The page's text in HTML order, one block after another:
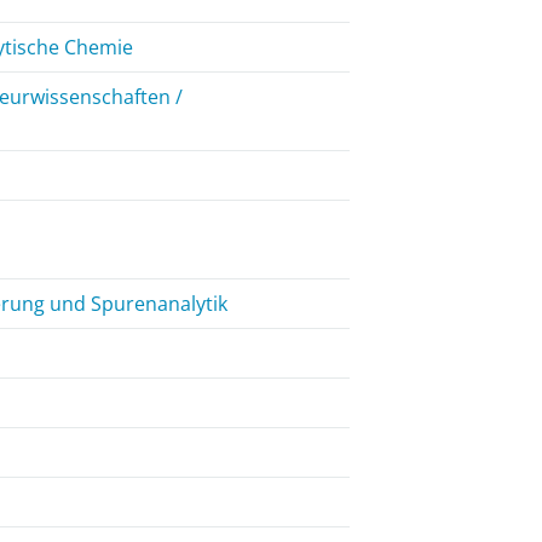
Chemie
/
und Spurenanalytik